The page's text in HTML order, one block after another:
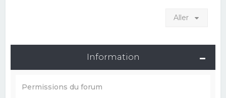
Aller
Information
Permissions du forum